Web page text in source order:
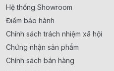
Hệ thống Showroom
Điểm bảo hành
Chính sách trách nhiệm xã hội
Chứng nhận sản phẩm
Chính sách bán hàng